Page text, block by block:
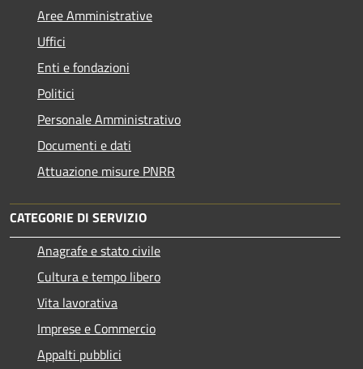
Aree Amministrative
Uffici
Enti e fondazioni
Politici
Personale Amministrativo
Documenti e dati
Attuazione misure PNRR
CATEGORIE DI SERVIZIO
Anagrafe e stato civile
Cultura e tempo libero
Vita lavorativa
Imprese e Commercio
Appalti pubblici